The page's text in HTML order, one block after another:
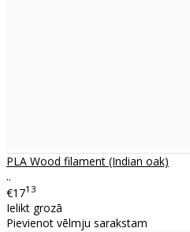
PLA Wood filament (Indian oak)
..
€1713
Ielikt grozā
Pievienot vēlmju sarakstam